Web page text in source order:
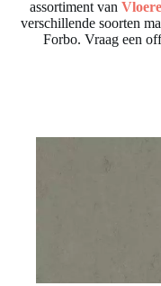
assortiment van
verschillende soorten
Forbo. Vraag een